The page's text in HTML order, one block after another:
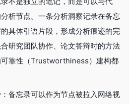
析节点。一条分析洞察记录在备忘
具体引语片段，形成分析痕迹的完
研究团队协作、论文答辩时的方法
靠性（Trustworthiness）建构都
：备忘录可以作为节点被拉入网络视